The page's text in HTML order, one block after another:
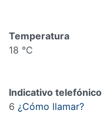
Temperatura
18 °C
Indicativo telefónico
6 ¿Cómo llamar?